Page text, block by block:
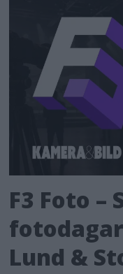
F3 Foto –
Lund &